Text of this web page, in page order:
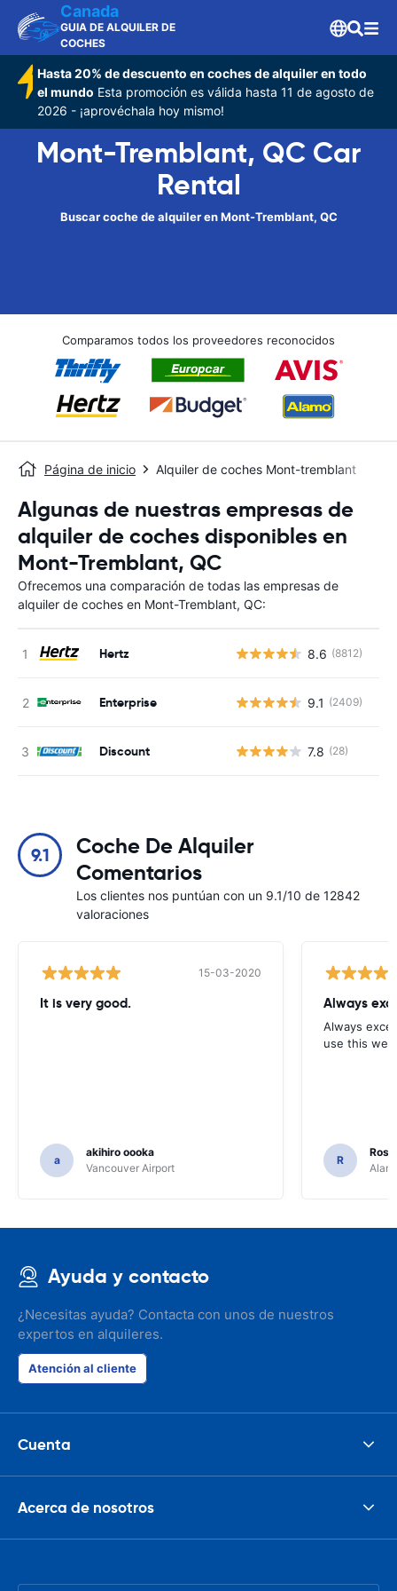
Canada
GUIA DE ALQUILER DE
COCHES
Hasta 20% de descuento en coches de alquiler en todo
el mundo Esta promoción es válida hasta 11 de agosto de
2026 - ¡aprovéchala hoy mismo!
Mont-Tremblant, QC Car
Rental
Buscar coche de alquiler en Mont-Tremblant, QC
Comparamos todos los proveedores reconocidos
Página de inicio Alquiler de coches Mont-tremblant
Algunas de nuestras empresas de
alquiler de coches disponibles en
Mont-Tremblant, QC
Ofrecemos una comparación de todas las empresas de
alquiler de coches en Mont-Tremblant, QC:
Hertz 8.6 (8812)
Enterprise 9.1 (2409)
Discount 7.8 (28)
9.1
Coche De Alquiler
Comentarios
Los clientes nos puntúan con un 9.1/10 de 12842
valoraciones
15-03-2020
It is very good.
a
akihiro oooka
Vancouver Airport
Always
Always
use this
R
Ayuda y contacto
¿Necesitas ayuda? Contacta con unos de nuestros
expertos en alquileres.
Atención al cliente
Cuenta
Acerca de nosotros